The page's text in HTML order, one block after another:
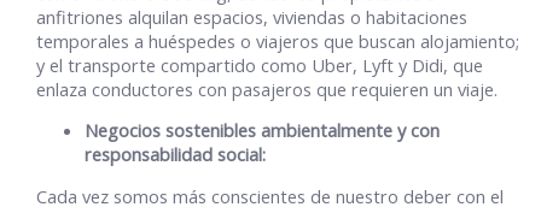
anfitriones alquilan espacios, viviendas o habitaciones
temporales a huéspedes o viajeros que buscan alojamiento;
y el transporte compartido como Uber, Lyft y Didi, que
enlaza conductores con pasajeros que requieren un viaje.
Negocios sostenibles ambientalmente y con
responsabilidad social:
Cada vez somos más conscientes de nuestro deber con el